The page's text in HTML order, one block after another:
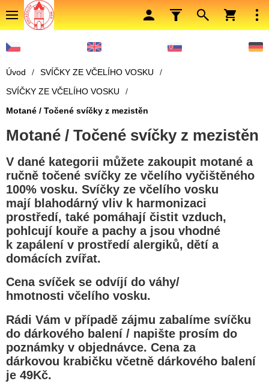
Úvod / SVÍČKY ZE VČELÍHO VOSKU
/
SVÍČKY ZE VČELÍHO VOSKU
/
Motané / Točené svíčky z mezistěn
Motané / Točené svíčky z mezistěn
V dané kategorii můžete zakoupit motané a
ručně točené svíčky ze včelího vyčištěného
100% vosku. Svíčky ze včelího vosku
mají blahodárný vliv k harmonizaci
prostředí, také pomáhají čistit vzduch,
pohlcují kouře a pachy a jsou vhodné
k zapálení v prostředí alergiků, dětí a
domácích zvířat.
Cena svíček se odvíjí do váhy/
hmotnosti včelího vosku.
Rádi Vám v případě zájmu zabalíme svíčku
do dárkového balení / napište prosím do
poznámky v objednávce. Cena za
dárkovou krabičku včetně dárkového balení
je 49Kč.